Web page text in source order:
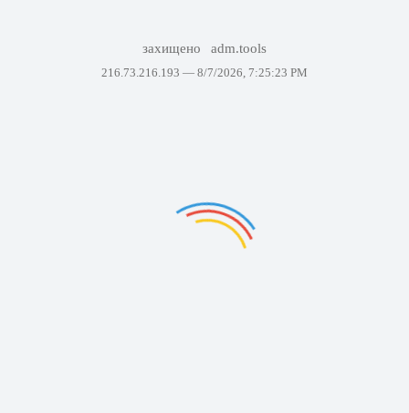
захищено adm.tools
216.73.216.193 — 8/7/2026, 7:25:23 PM